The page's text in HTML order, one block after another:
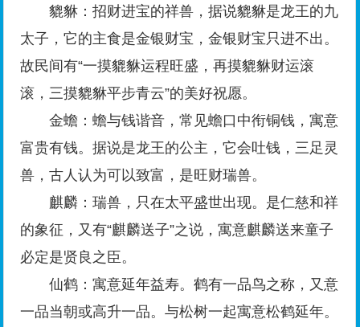
貔貅：招财进宝的祥兽，据说貔貅是龙王的九
太子，它的主食是金银财宝，金银财宝只进不出。
故民间有“一摸貔貅运程旺盛，再摸貔貅财运滚
滚，三摸貔貅平步青云”的美好祝愿。
金蟾：蟾与钱谐音，常见蟾口中衔铜钱，寓意
富贵有钱。据说是龙王的公主，它会吐钱，三足灵
兽，古人认为可以致富，是旺财瑞兽。
麒麟：瑞兽，只在太平盛世出现。是仁慈和祥
的象征，又有“麒麟送子”之说，寓意麒麟送来童子
必定是贤良之臣。
仙鹤：寓意延年益寿。鹤有一品鸟之称，又意
一品当朝或高升一品。与松树一起寓意松鹤延年。